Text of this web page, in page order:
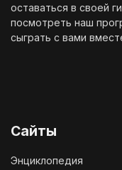
оставаться в своей
посмотреть наш
сыграть с вами
Сайты
Энциклопедия